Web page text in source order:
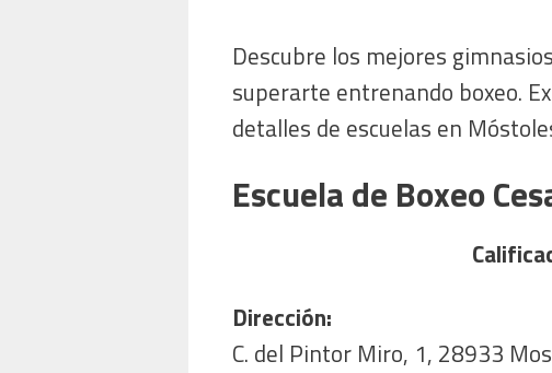
Descubre los mejores
superarte entrenando boxeo.
detalles de escuelas en
Escuela de Boxeo
Dirección:
C. del Pintor Miro, 1, 28933